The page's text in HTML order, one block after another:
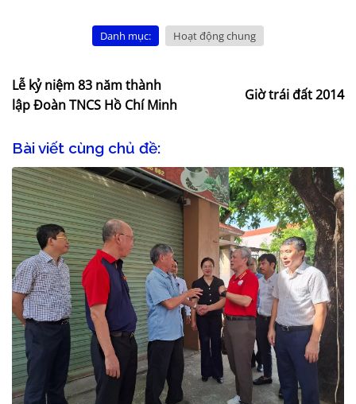
Danh mục: Hoạt động chung
Lễ kỷ niệm 83 năm thành
lập Đoàn TNCS Hồ Chí Minh
Giờ trái đất 2014
Bài viết cùng chủ đề: